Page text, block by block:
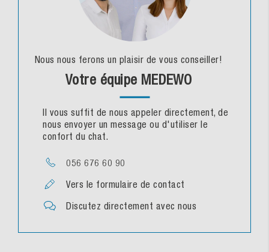
Nous nous ferons un plaisir de vous conseiller!
Votre équipe MEDEWO
Il vous suffit de nous appeler directement, de
nous envoyer un message ou d'utiliser le
confort du chat.
056 676 60 90
Vers le formulaire de contact
Discutez directement avec nous